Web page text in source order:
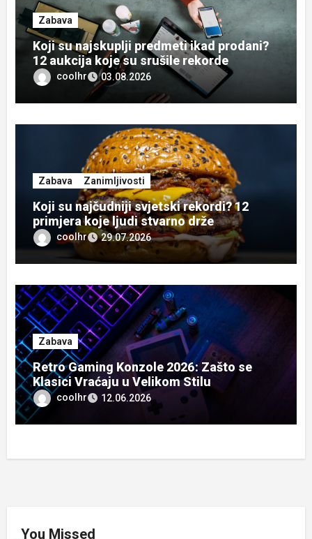
Zabava
Koji su najskuplji predmeti ikad prodani?
12 aukcija koje su srušile rekorde
coolhr 03.08.2026
Zabava Zanimljivosti
Koji su najčudniji svjetski rekordi? 12
primjera koje ljudi stvarno drže
coolhr 29.07.2026
Zabava
Retro Gaming Konzole 2026: Zašto se
Klasici Vraćaju u Velikom Stilu
coolhr 12.06.2026
You Missed